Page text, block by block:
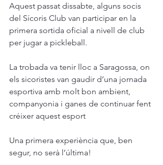
Aquest passat dissabte, alguns socis
del Sícoris Club van participar en la
primera sortida oficial a nivell de club
per jugar a pickleball.
La trobada va tenir lloc a Saragossa, on
els sicoristes van gaudir d’una jornada
esportiva amb molt bon ambient,
companyonia i ganes de continuar fent
créixer aquest esport
Una primera experiència que, ben
segur, no serà l’última!